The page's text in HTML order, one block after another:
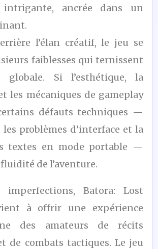
intrigante, ancrée dans un
l’élan créatif, le jeu se
faiblesses qui ternissent
globale. Si l’esthétique, la
les mécaniques de gameplay
défauts techniques —
problèmes d’interface et la
textes en mode portable —
de l’aventure.
imperfections, Batora: Lost
à offrir une expérience
des amateurs de récits
de combats tactiques. Le jeu